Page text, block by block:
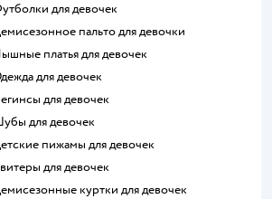
Футболки для девочек
Демисезонное пальто для девочки
Пышные платья для девочек
Одежда для девочек
Легинсы для девочек
Шубы для девочек
Детские пижамы для девочек
Свитеры для девочек
Демисезонные куртки для девочек